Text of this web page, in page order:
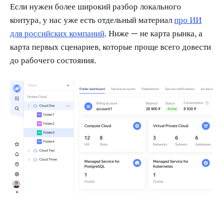
Если нужен более широкий разбор локального
контура, у нас уже есть отдельный материалпро ИИ
для российских компаний. Ниже — не карта рынка, а
карта первых сценариев, которые проще всего довести
до рабочего состояния.